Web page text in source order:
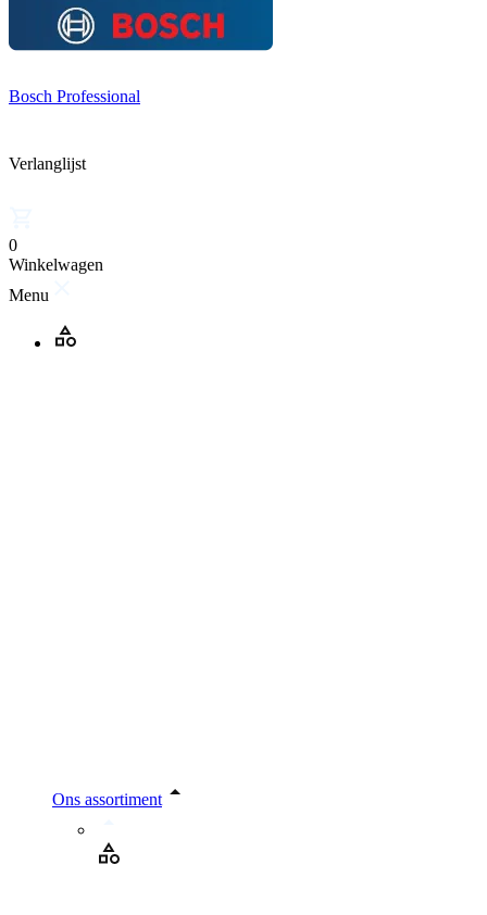
Bosch Professional
Verlanglijst
0
Winkelwagen
Menu
Ons assortiment